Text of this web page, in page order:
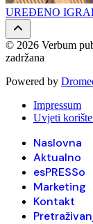
UREĐENO
© 2026 Verbum
zadržana
Powered by
Impressum
Uvjeti
Naslovna
Aktualno
esPRESSo
Marketing
Kontakt